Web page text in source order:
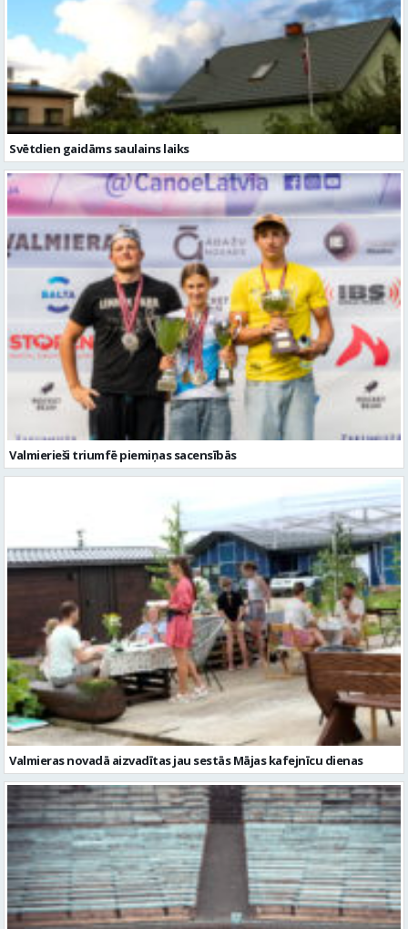
Svētdien gaidāms saulains laiks
Valmierieši triumfē piemiņas sacensībās
Valmieras novadā aizvadītas jau sestās Mājas kafejnīcu dienas